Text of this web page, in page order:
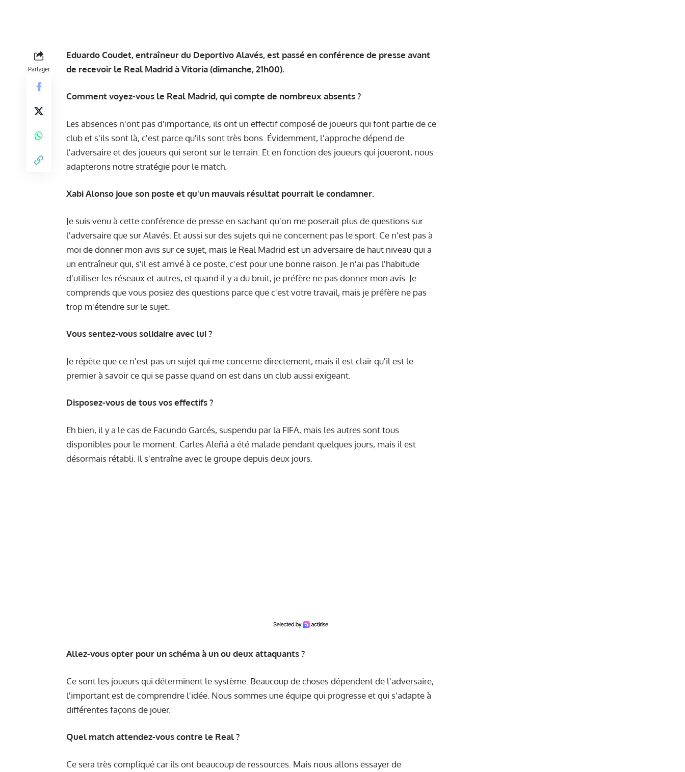
Partager
Eduardo Coudet, entraîneur du Deportivo Alavés, est passé en conférence de presse avant
de recevoir le Real Madrid à Vitoria (dimanche, 21h00).
Comment voyez-vous le Real Madrid, qui compte de nombreux absents ?
Les absences n'ont pas d'importance, ils ont un effectif composé de joueurs qui font partie de ce
club et s'ils sont là, c'est parce qu'ils sont très bons. Évidemment, l'approche dépend de
l'adversaire et des joueurs qui seront sur le terrain. Et en fonction des joueurs qui joueront, nous
adapterons notre stratégie pour le match.
Xabi Alonso joue son poste et qu'un mauvais résultat pourrait le condamner.
Je suis venu à cette conférence de presse en sachant qu'on me poserait plus de questions sur
l'adversaire que sur Alavés. Et aussi sur des sujets qui ne concernent pas le sport. Ce n'est pas à
moi de donner mon avis sur ce sujet, mais le Real Madrid est un adversaire de haut niveau qui a
un entraîneur qui, s'il est arrivé à ce poste, c'est pour une bonne raison. Je n'ai pas l'habitude
d'utiliser les réseaux et autres, et quand il y a du bruit, je préfère ne pas donner mon avis. Je
comprends que vous posiez des questions parce que c'est votre travail, mais je préfère ne pas
trop m'étendre sur le sujet.
Vous sentez-vous solidaire avec lui ?
Je répète que ce n'est pas un sujet qui me concerne directement, mais il est clair qu'il est le
premier à savoir ce qui se passe quand on est dans un club aussi exigeant.
Disposez-vous de tous vos effectifs ?
Eh bien, il y a le cas de Facundo Garcés, suspendu par la FIFA, mais les autres sont tous
disponibles pour le moment. Carles Aleñá a été malade pendant quelques jours, mais il est
désormais rétabli. Il s'entraîne avec le groupe depuis deux jours.
Allez-vous opter pour un schéma à un ou deux attaquants ?
Ce sont les joueurs qui déterminent le système. Beaucoup de choses dépendent de l'adversaire,
l'important est de comprendre l'idée. Nous sommes une équipe qui progresse et qui s'adapte à
différentes façons de jouer.
Quel match attendez-vous contre le Real ?
Ce sera très compliqué car ils ont beaucoup de ressources. Mais nous allons essayer de